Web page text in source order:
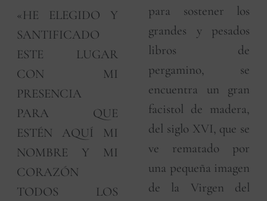
«HE ELEGIDO Y
SANTIFICADO
ESTE LUGAR
CON MI
PRESENCIA
PARA QUE
ESTÉN AQUÍ MI
NOMBRE Y MI
CORAZÓN
TODOS LOS
para sostener los
grandes y pesados
libros de
pergamino, se
encuentra un gran
facistol de madera,
del siglo XVI, que se
ve rematado por
una pequeña imagen
de la Virgen del